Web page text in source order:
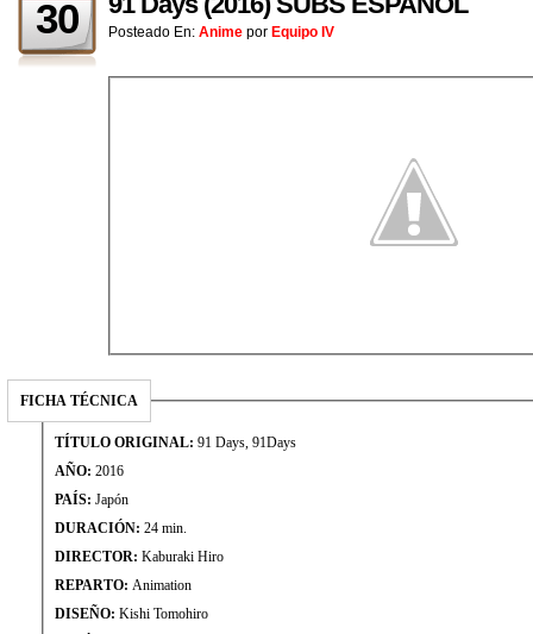
30 Posteado En: Anime por Equipo IV
FICHA TÉCNICA
TÍTULO ORIGINAL: 91 Days, 91Days
AÑO: 2016
PAÍS: Japón
DURACIÓN: 24 min.
DIRECTOR: Kaburaki Hiro
REPARTO: Animation
DISEÑO: Kishi Tomohiro